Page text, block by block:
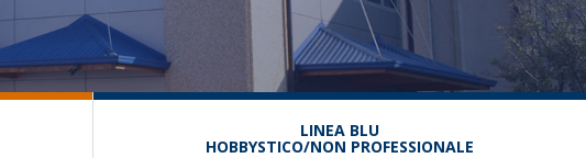
LINEA BLU
HOBBYSTICO/NON PROFESSIONALE